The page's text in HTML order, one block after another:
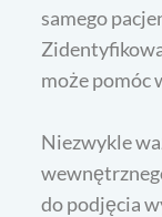
samego
może pomóc
Niezwykle
do podjęcia